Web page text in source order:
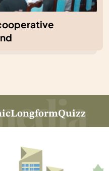
LongformQuizz